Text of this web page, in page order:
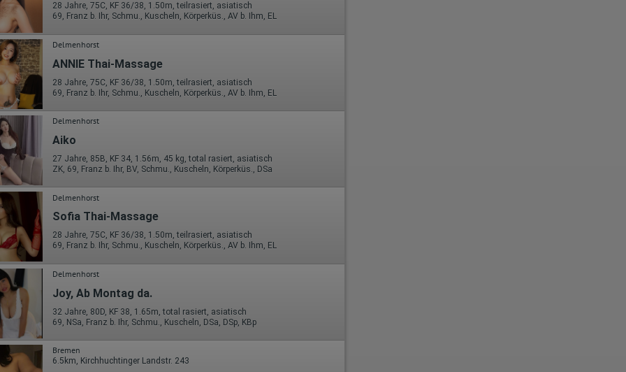
28 Jahre, 75C, KF 36/38, 1.50m, teilrasiert, asiatisch
69, Franz b. Ihr, Schmu., Kuscheln, Körperküs., AV b. Ihm, EL
Delmenhorst
ANNIE Thai-Massage
28 Jahre, 75C, KF 36/38, 1.50m, teilrasiert, asiatisch
69, Franz b. Ihr, Schmu., Kuscheln, Körperküs., AV b. Ihm, EL
Delmenhorst
Aiko
27 Jahre, 85B, KF 34, 1.56m, 45 kg, total rasiert, asiatisch
ZK, 69, Franz b. Ihr, BV, Schmu., Kuscheln, Körperküs., DSa
Delmenhorst
Sofia Thai-Massage
28 Jahre, 75C, KF 36/38, 1.50m, teilrasiert, asiatisch
69, Franz b. Ihr, Schmu., Kuscheln, Körperküs., AV b. Ihm, EL
Delmenhorst
Joy, Ab Montag da.
32 Jahre, 80D, KF 38, 1.65m, total rasiert, asiatisch
69, NSa, Franz b. Ihr, Schmu., Kuscheln, DSa, DSp, KBp
Bremen
6.5km, Kirchhuchtinger Landstr. 243